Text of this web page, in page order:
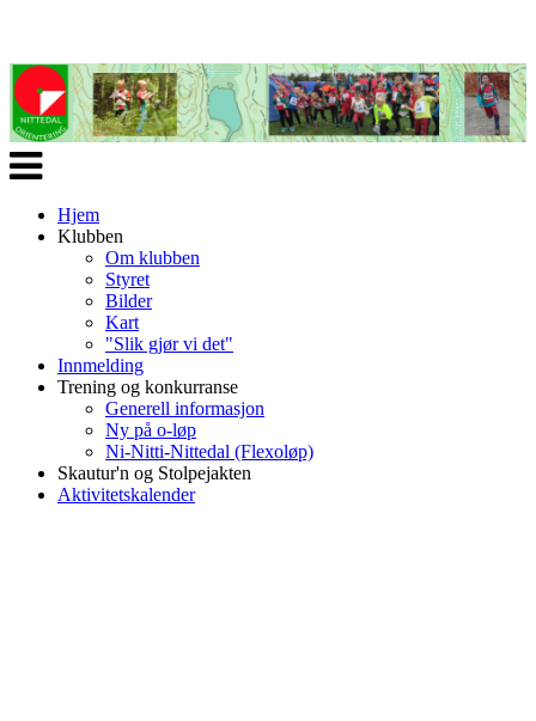
Veksle
navigasjon
Hjem
Klubben
Om klubben
Styret
Bilder
Kart
"Slik gjør vi det"
Innmelding
Trening og konkurranse
Generell informasjon
Ny på o-løp
Ni-Nitti-Nittedal (Flexoløp)
Skautur'n og Stolpejakten
Aktivitetskalender